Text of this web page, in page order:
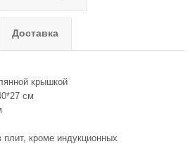
Доставка
крышкой
см
кроме индукционных